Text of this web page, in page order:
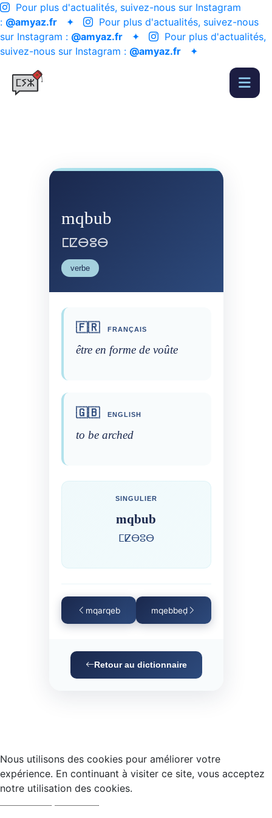
Pour plus d'actualités, suivez-nous sur Instagram
: @amyaz.fr ✦
Pour plus d'actualités, suivez-nous
sur Instagram : @amyaz.fr ✦
Pour plus d'actualités,
suivez-nous sur Instagram : @amyaz.fr ✦
mqbub
ⵎⵇⴱⵓⴱ
verbe
🇫🇷 FRANÇAIS
être en forme de voûte
🇬🇧 ENGLISH
to be arched
SINGULIER
mqbub
ⵎⵇⴱⵓⴱ
mqarqeb mqebbeḍ
Retour au dictionnaire
Nous utilisons des cookies pour améliorer votre
expérience. En continuant à visiter ce site, vous acceptez
notre utilisation des cookies.